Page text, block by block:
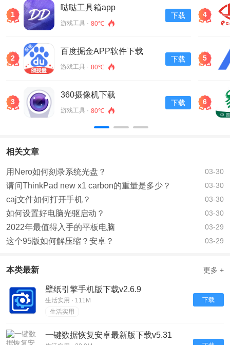
1
哒哒工具箱app
游戏工具 · 80℃
下载
2
百度掘金APP软件下载
游戏工具 · 80℃
下载
3
360摄像机下载
游戏工具 · 80℃
下载
4
5
6
相关文章
用Nero如何刻录系统光盘？ 03-30
请问ThinkPad new x1 carbon的重量是多少？ 03-30
caj文件如何打开手机？ 03-30
如何设置好电脑光驱启动？ 03-30
2022年最值得入手的平板电脑 03-29
这个95版如何解压缩？安卓？ 03-29
本类最新 更多 +
壁纸引擎手机版下载v2.6.9
生活实用 · 111M
生活实用
下载
一键数据恢复安卓最新版下载v5.31